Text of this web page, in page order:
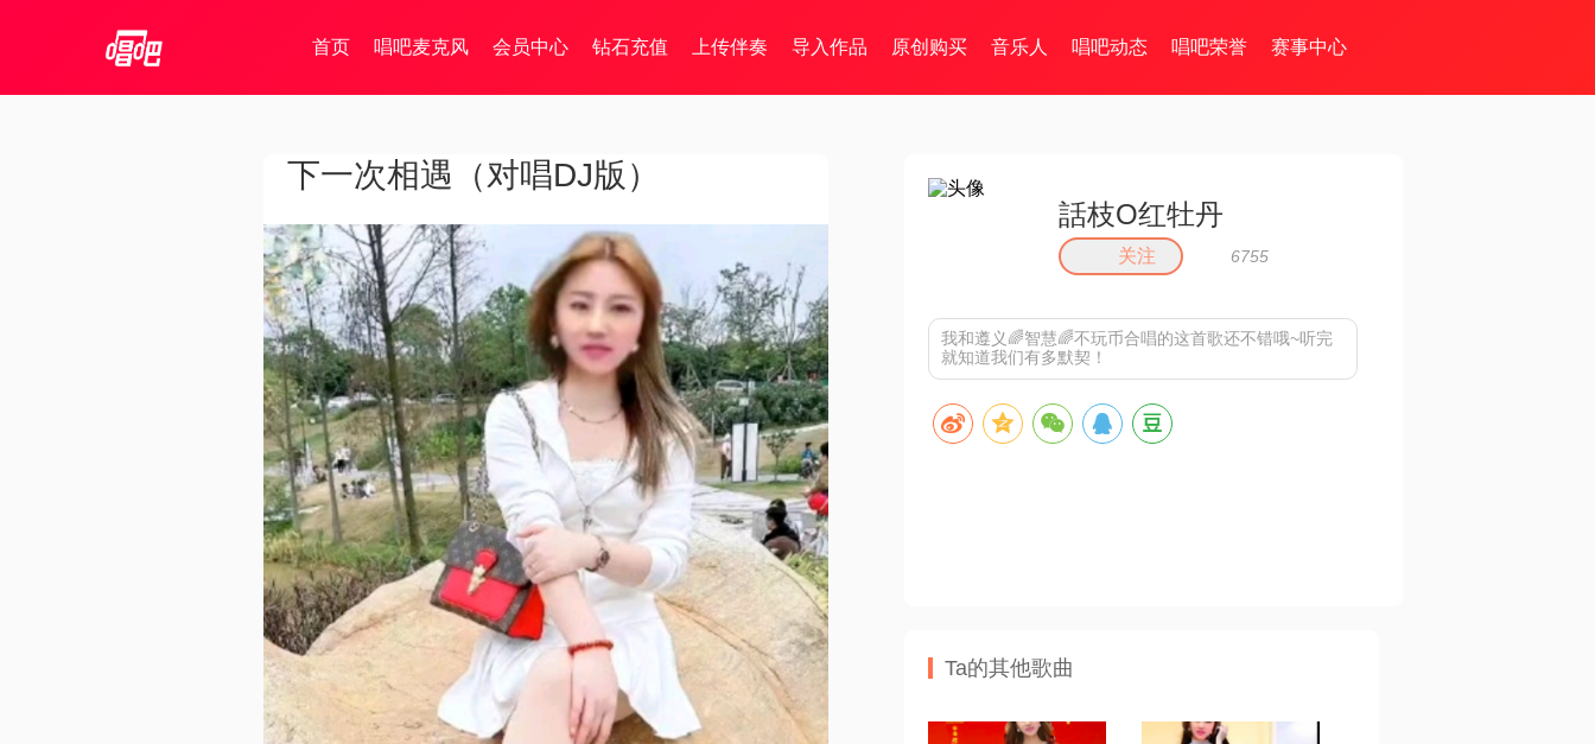
首页 唱吧麦克风 会员中心 钻石充值 上传伴奏 导入作品 原创购买 音乐人 唱吧动态 唱吧荣誉 赛事中心
下一次相遇（对唱DJ版）
話枝O红牡丹
关注 6755
我和遵义🌈智慧🌈不玩币合唱的这首歌还不错哦~听完
就知道我们有多默契！
Ta的其他歌曲